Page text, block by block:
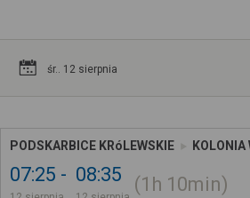
śr.. 12 sierpnia
PODSKARBICE KRóLEWSKIE KOLONIA
07:25 08:35 1h 10min